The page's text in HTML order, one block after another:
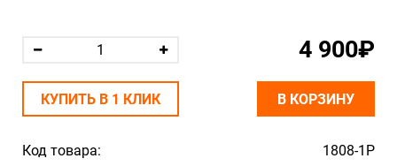
Код товара:
1808-1P
4 900₽
КУПИТЬ В 1 КЛИК В КОРЗИНУ